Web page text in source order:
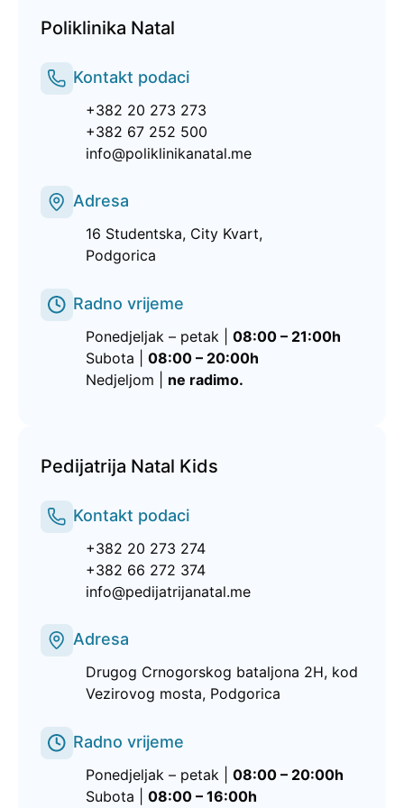
Poliklinika Natal
Kontakt podaci
+382 20 273 273
+382 67 252 500
info@poliklinikanatal.me
Adresa
16 Studentska, City Kvart,
Podgorica
Radno vrijeme
Ponedjeljak – petak | 08:00 – 21:00h
Subota | 08:00 – 20:00h
Nedjeljom | ne radimo.
Pedijatrija Natal Kids
Kontakt podaci
+382 20 273 274
+382 66 272 374
info@pedijatrijanatal.me
Adresa
Drugog Crnogorskog bataljona 2H, kod
Vezirovog mosta, Podgorica
Radno vrijeme
Ponedjeljak – petak | 08:00 – 20:00h
Subota | 08:00 – 16:00h